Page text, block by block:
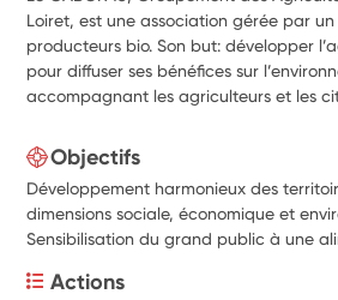
Loiret, est une association gérée par
producteurs bio. Son but: développer
pour diffuser ses bénéfices sur
accompagnant les agriculteurs et les
Objectifs
Développement harmonieux des
dimensions sociale, économique et
Sensibilisation du grand public à une
Actions